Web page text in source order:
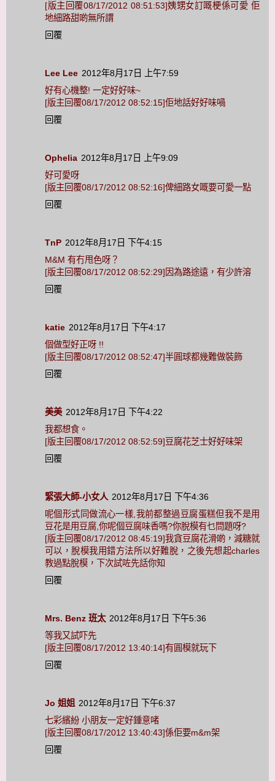
[版主回覆08/17/2012 08:51:53]姨甥女訂嘅梗係可愛 佢
地細路甜啲無所謂
回覆
Lee Lee 2012年8月17日 上午7:59
好有心機整! 一定好好味~
[版主回覆08/17/2012 08:52:15]佢地話好好味喎
回覆
Ophelia 2012年8月17日 上午9:09
好可愛呀
[版主回覆08/17/2012 08:52:16]俾細路女嘅要可愛一點
回覆
TnP 2012年8月17日 下午4:15
M&M 有冇甩色呀？
[版主回覆08/17/2012 08:52:29]因為路途遠，有少許溶
回覆
katie 2012年8月17日 下午4:17
個做型好正呀 !!
[版主回覆08/17/2012 08:52:47]半圓球都幾難做裝飾
回覆
美美 2012年8月17日 下午4:22
我都想食。
[版主回覆08/17/2012 08:52:59]豆腐花芝士好好味架
回覆
緊張大師-小女人 2012年8月17日 下午4:36
呢個形式同做流心一樣,我前都整過豆腐蛋糕但我不是用
豆花是用豆腐,你呢個豆腐味香嗎?你脫模有乜問題呀?
[版主回覆08/17/2012 08:45:19]我貪豆腐花滑啲，減糖就
可以，脫模我用錯方法所以好難脫，之後先想起charles
教過點脫模，下次試咗先話你知
回覆
Mrs. Benz 班太 2012年8月17日 下午5:36
等我又試吓先
[版主回覆08/17/2012 13:40:14]有圓模就玩下
回覆
Jo 姐姐 2012年8月17日 下午6:37
七彩繽紛 小朋友一定好鍾意啫
[版主回覆08/17/2012 13:40:43]係佢要m&m架
回覆